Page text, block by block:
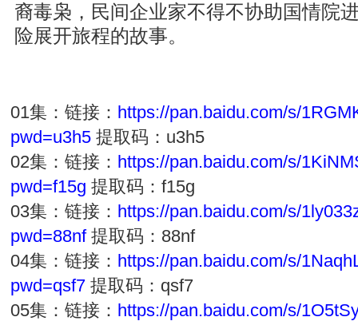
裔毒枭，民间企业家不得不协助国情院
险展开旅程的故事。
01集：链接： https://pan.baidu.com/s/
pwd=u3h5 提取码：u3h5
02集：链接： https://pan.baidu.com/s/
pwd=f15g 提取码：f15g
03集：链接： https://pan.baidu.com/s/
pwd=88nf提取码：88nf
04集：链接： https://pan.baidu.com/s/
pwd=qsf7 提取码：qsf7
05集：链接： https://pan.baidu.com/s/